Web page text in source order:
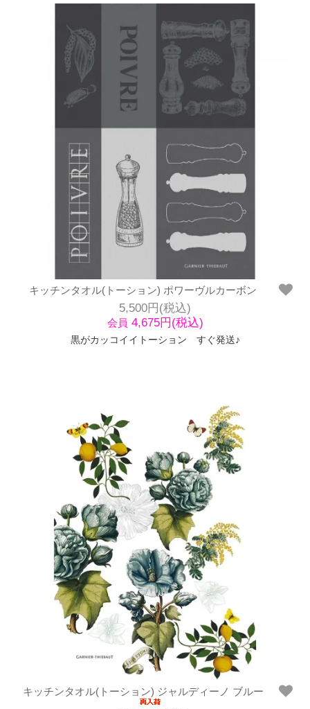
キッチンタオル(トーション) ポワーヴルカーボン
5,500円(税込)
会員 4,675円(税込)
黒がカッコイイトーション すぐ発送♪
キッチンタオル(トーション) ジャルディーノ ブルー